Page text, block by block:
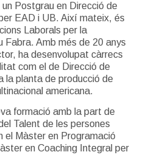
Postgrau en Direcció de
EAD i UB. Així mateix, és
Laborals per la
Fabra. Amb més de 20 anys
ha desenvolupat càrrecs
com el de Direcció de
la planta de producció de
americana.
formació amb la part de
Talent de les persones
el Màster en Programació
en Coaching Integral per